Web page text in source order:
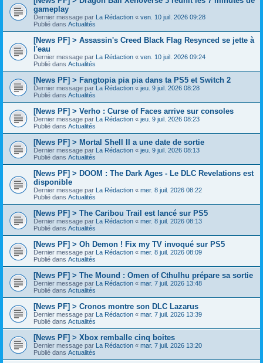
gameplay
Dernier message par La Rédaction « ven. 10 juil. 2026 09:28
Publié dans Actualités
[News PF] > Assassin's Creed Black Flag Resynced se jette à
l'eau
Dernier message par La Rédaction « ven. 10 juil. 2026 09:24
Publié dans Actualités
[News PF] > Fangtopia pia pia dans ta PS5 et Switch 2
Dernier message par La Rédaction « jeu. 9 juil. 2026 08:28
Publié dans Actualités
[News PF] > Verho : Curse of Faces arrive sur consoles
Dernier message par La Rédaction « jeu. 9 juil. 2026 08:23
Publié dans Actualités
[News PF] > Mortal Shell II a une date de sortie
Dernier message par La Rédaction « jeu. 9 juil. 2026 08:13
Publié dans Actualités
[News PF] > DOOM : The Dark Ages - Le DLC Revelations est
disponible
Dernier message par La Rédaction « mer. 8 juil. 2026 08:22
Publié dans Actualités
[News PF] > The Caribou Trail est lancé sur PS5
Dernier message par La Rédaction « mer. 8 juil. 2026 08:13
Publié dans Actualités
[News PF] > Oh Demon ! Fix my TV invoqué sur PS5
Dernier message par La Rédaction « mer. 8 juil. 2026 08:09
Publié dans Actualités
[News PF] > The Mound : Omen of Cthulhu prépare sa sortie
Dernier message par La Rédaction « mar. 7 juil. 2026 13:48
Publié dans Actualités
[News PF] > Cronos montre son DLC Lazarus
Dernier message par La Rédaction « mar. 7 juil. 2026 13:39
Publié dans Actualités
[News PF] > Xbox remballe cinq boites
Dernier message par La Rédaction « mar. 7 juil. 2026 13:20
Publié dans Actualités